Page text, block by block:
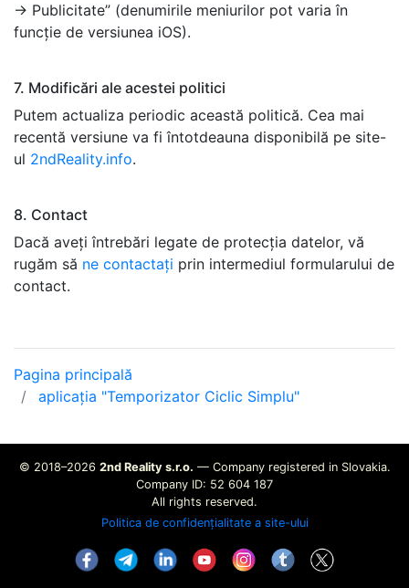
→ Publicitate” (denumirile meniurilor pot varia în
funcție de versiunea iOS).
7. Modificări ale acestei politici
Putem actualiza periodic această politică. Cea mai
recentă versiune va fi întotdeauna disponibilă pe site-
ul 2ndReality.info.
8. Contact
Dacă aveți întrebări legate de protecția datelor, vă
rugăm să ne contactați prin intermediul formularului de
contact.
Pagina principală
aplicația "Temporizator Ciclic Simplu"
© 2018–2026 2nd Reality s.r.o. — Company registered in Slovakia.
Company ID: 52 604 187
All rights reserved.
Politica de confidențialitate a site-ului